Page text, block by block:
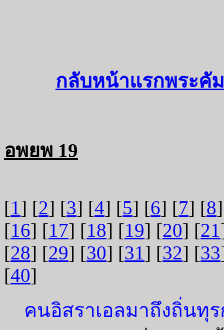
กลับหน้าแรกพระคั
อพยพ 19
[1] [2] [3] [4] [5] [6] [7] [8
[16] [17] [18] [19] [20] [21
[28] [29] [30] [31] [32] [33
[40]
คนอิสราเอลมาถึงถิ่นทุ